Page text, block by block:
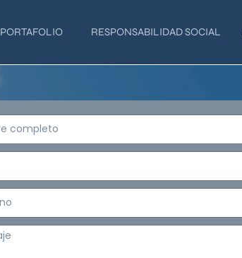
PORTAFOLIO RESPONSABILIDAD SOCIAL